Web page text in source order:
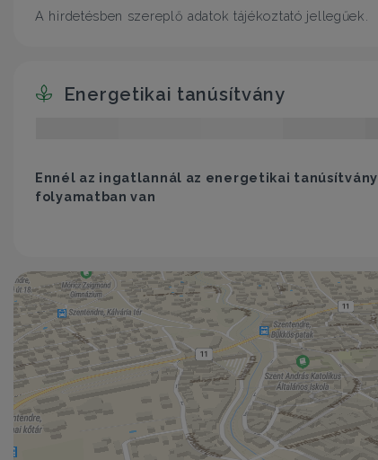
A hirdetésben szereplő adatok tájékoztató jellegűek.
Energetikai tanúsítvány
Ennél az ingatlannál az energetikai tanúsítvány
folyamatban van